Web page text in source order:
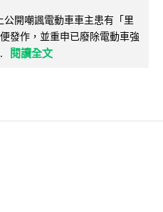
開嘲諷電動車車主患有「里
發作，並重申已廢除電動車強
閱讀全文